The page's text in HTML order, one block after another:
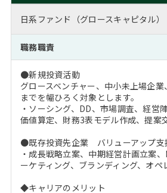
MBA留学生数の推移
インターン受入企業一覧
MBAを生かす求人特集
年齢と年収の相関図
MBA NETWORKING
日系ファンド（グロースキャピタル）
職務職責
●新規投資活動
グロースベンチャー、中小未上場企
までを幅ひろく対象とします。
・ソーシング、DD、市場調査、経営
価値算定、財務3表モデル作成、提案
●既存投資先企業 バリューアップ
・成長戦略立案、中期経営計画立案
ーケティング、ブランディング、オ
◆キャリアのメリット